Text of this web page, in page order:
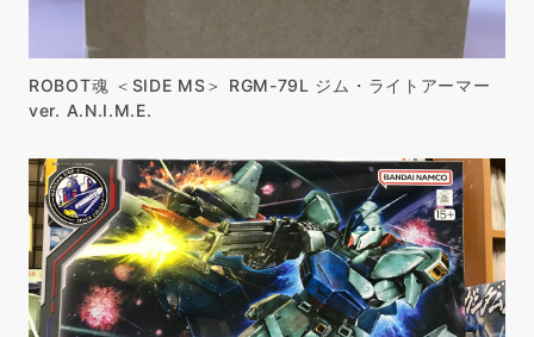
ROBOT魂 ＜SIDE MS＞ RGM-79L ジム・ライトアーマー
ver. A.N.I.M.E.